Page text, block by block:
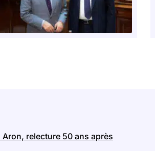
relecture 50 ans après